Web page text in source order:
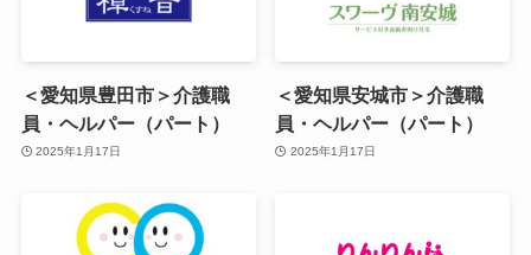
＜愛知県豊田市＞介護職
員・ヘルパー（パート）
2025年1月17日
＜愛知県安城市＞介護職
員・ヘルパー（パート）
2025年1月17日